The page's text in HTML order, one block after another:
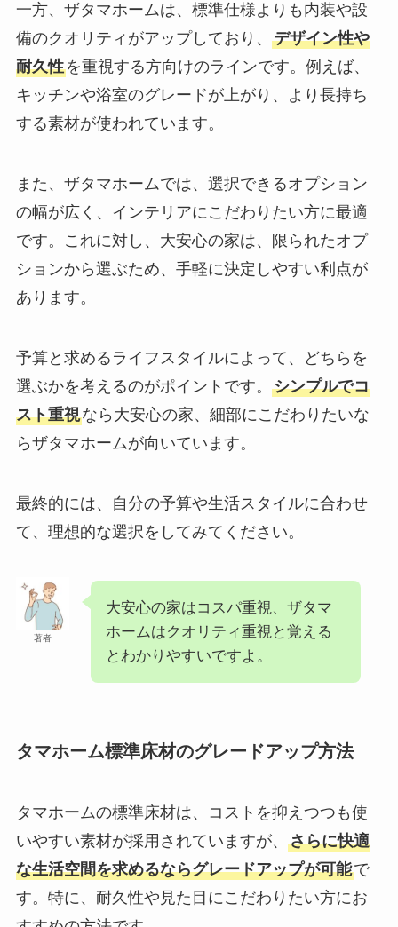
一方、ザタマホームは、標準仕様よりも内装や設
備のクオリティがアップしており、 デザイン性や
耐久性を重視する方向けのラインです。例えば、
キッチンや浴室のグレードが上がり、より長持ち
する素材が使われています。
また、ザタマホームでは、選択できるオプション
の幅が広く、インテリアにこだわりたい方に最適
です。これに対し、大安心の家は、限られたオプ
ションから選ぶため、手軽に決定しやすい利点が
あります。
予算と求めるライフスタイルによって、どちらを
選ぶかを考えるのがポイントです。 シンプルでコ
スト重視なら大安心の家、細部にこだわりたいな
らザタマホームが向いています。
最終的には、自分の予算や生活スタイルに合わせ
て、理想的な選択をしてみてください。
著者
大安心の家はコスパ重視、ザタマ
ホームはクオリティ重視と覚える
とわかりやすいですよ。
タマホーム標準床材のグレードアップ方法
タマホームの標準床材は、コストを抑えつつも使
いやすい素材が採用されていますが、 さらに快適
な生活空間を求めるならグレードアップが可能で
す。特に、耐久性や見た目にこだわりたい方にお